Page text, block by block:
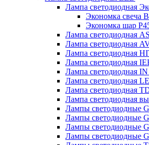
Лампа светодиодная
Экономка свеча
Экономка шар
Лампа светодиодная
Лампа светодиодная
Лампа светодиодная
Лампа светодиодная
Лампа светодиодная
Лампа светодиодная
Лампа светодиодная
Лампа светодиодная
Лампы светодиодные
Лампы светодиодные
Лампы светодиодные
Лампы светодиодные